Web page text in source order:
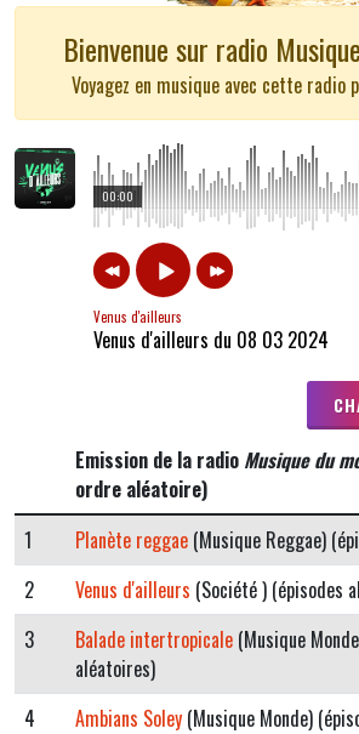
Bienvenue sur radio
Voyagez en musique avec cette radio
00:00
Venus d'ailleurs
Venus d'ailleurs du 08 03 2024
Emission de la radio Musique du
ordre aléatoire)
1
Planète reggae (Musique Reggae)
2
Venus d'ailleurs (Société ) (épisodes
3
Balade intertropicale (Musique
aléatoires)
4
Ambians Soley (Musique Monde)